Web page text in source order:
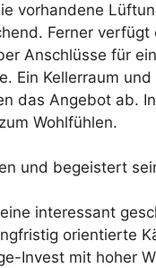
vorhandene
Ferner verfügt
Anschlüsse für
Ein Kellerraum
das Angebot ab.
Wohlfühlen.
und begeistert
interessant
orientierte
Invest mit hoher